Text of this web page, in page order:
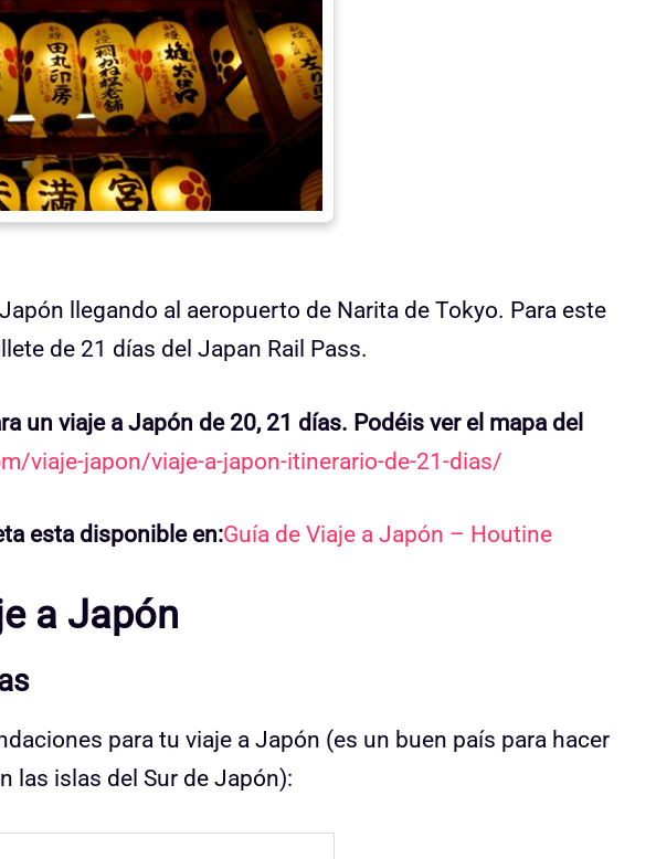
llegando al aeropuerto de Narita de Tokyo. Para este
de 21 días del Japan Rail Pass.
un viaje a Japón de 20, 21 días. Podéis ver el mapa del
viaje-japon/viaje-a-japon-itinerario-de-21-dias/
esta disponible en:Guía de Viaje a Japón – Houtine
a Japón
para tu viaje a Japón (es un buen país para hacer
las islas del Sur de Japón):